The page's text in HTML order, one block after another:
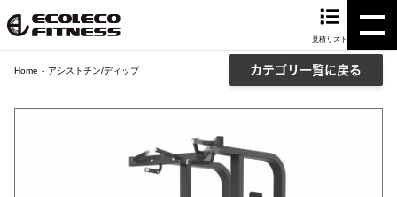
見積リスト
Home アシストチン/ディップ カテゴリ一覧に戻る